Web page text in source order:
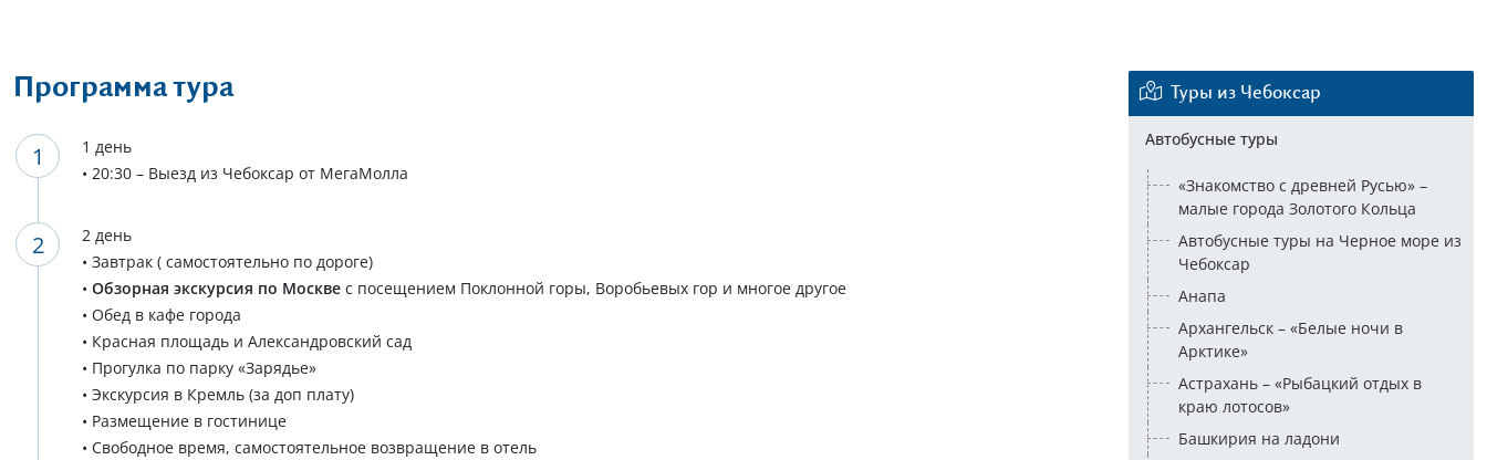
Программа тура
1 день
• 20:30 – Выезд из Чебоксар от МегаМолла
2 день
• Завтрак ( самостоятельно по дороге)
• Обзорная экскурсия по Москве с посещением Поклонной горы, Воробьевых гор и многое другое
• Обед в кафе города
• Красная площадь и Александровский сад
• Прогулка по парку «Зарядье»
• Экскурсия в Кремль (за доп плату)
• Размещение в гостинице
• Свободное время, самостоятельное возвращение в отель
Туры из Чебоксар
Автобусные туры
«Знакомство с древней Русью» –
малые города Золотого Кольца
Автобусные туры на Черное море из
Чебоксар
Анапа
Архангельск – «Белые ночи в
Арктике»
Астрахань – «Рыбацкий отдых в
краю лотосов»
Башкирия на ладони